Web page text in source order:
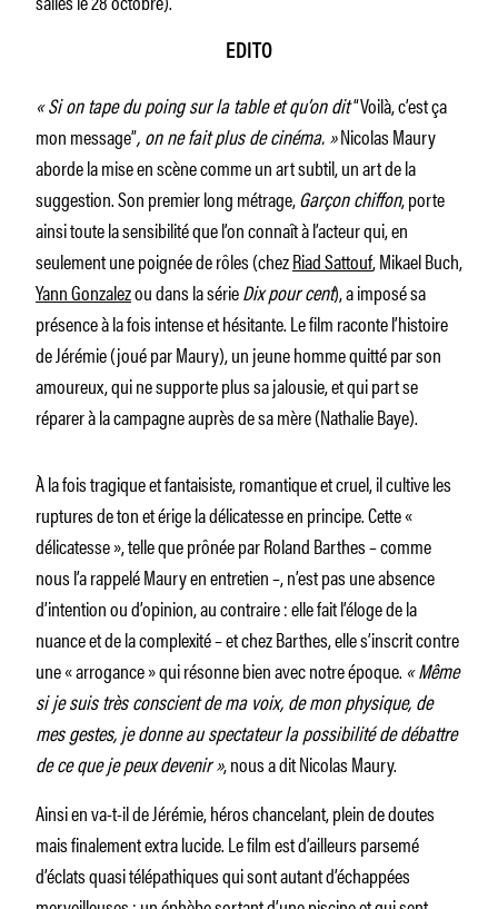
EDITO
« Si on tape du poing sur la table et qu’on dit“Voilà, c’est ça
mon message”, on ne fait plus de cinéma. »Nicolas Maury
aborde la mise en scène comme un art subtil, un art de la
suggestion. Son premier long métrage,Garçon chiffon, porte
ainsi toute la sensibilité que l’on connaît à l’acteur qui, en
seulement une poignée de rôles (chezRiad Sattouf, Mikael Buch,
Yann Gonzalezou dans la sérieDix pour cent), a imposé sa
présence à la fois intense et hésitante. Le film raconte l’histoire
de Jérémie (joué par Maury), un jeune homme quitté par son
amoureux, qui ne supporte plus sa jalousie, et qui part se
réparer à la campagne auprès de sa mère (Nathalie Baye).
À la fois tragique et fantaisiste, romantique et cruel, il cultive les
ruptures de ton et érige la délicatesse en principe. Cette «
délicatesse », telle que prônée par Roland Barthes – comme
nous l’a rappelé Maury en entretien –, n’est pas une absence
d’intention ou d’opinion, au contraire : elle fait l’éloge de la
nuance et de la complexité – et chez Barthes, elle s’inscrit contre
une « arrogance » qui résonne bien avec notre époque. « Même
si je suis très conscient de ma voix, de mon physique, de
mes gestes, je donne au spectateur la possibilité de débattre
de ce que je peux devenir », nous a dit Nicolas Maury.
Ainsi en va-t-il de Jérémie, héros chancelant, plein de doutes
mais finalement extra lucide. Le film est d’ailleurs parsemé
d’éclats quasi télépathiques qui sont autant d’échappées